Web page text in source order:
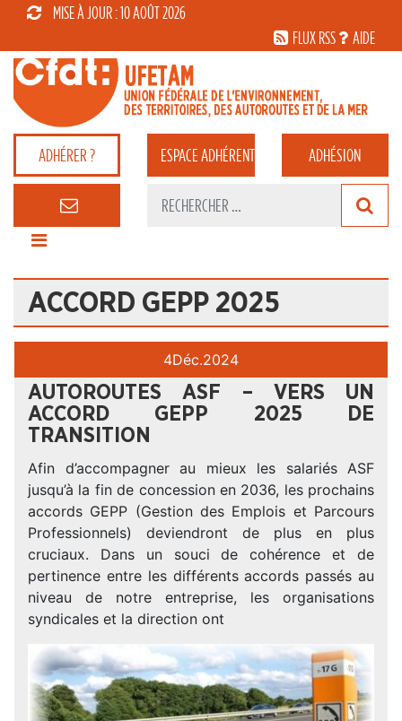
MISE À JOUR : 10 AOÛT 2026
FLUX RSS
AIDE
ADHÉRER ? ESPACEADHÉRENT ADHÉSION
ACCORD GEPP 2025
4Déc.2024
AUTOROUTES ASF – VERS UN
ACCORD GEPP 2025 DE
TRANSITION
Afin d’accompagner au mieux les salariés ASF
jusqu’à la fin de concession en 2036, les prochains
accords GEPP (Gestion des Emplois et Parcours
Professionnels) deviendront de plus en plus
cruciaux. Dans un souci de cohérence et de
pertinence entre les différents accords passés au
niveau de notre entreprise, les organisations
syndicales et la direction ont